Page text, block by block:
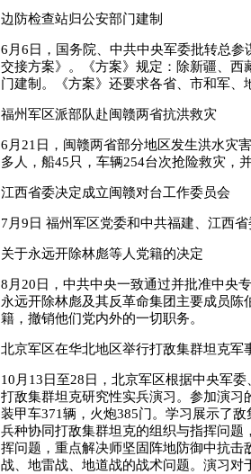
边防检查站归公安部门建制
6月6日，国务院、中共中央军委批转总
交接方案》。《方案》规定：除新疆、
门建制。《方案》还要求各省、市和军
福州军区派部队赴闽赣两省抗洪救灾
6月21日，闽赣两省部分地区发生洪水灾
多人，船45只，车辆254台次抢险救灾，
江西省委决定成立闽赣对台工作委员会
7月9日 福州军区党委和中共福建、江西
关于永远开除林彪等人党籍的决定
8月20日，中共中央一致通过并批准中央
永远开除林彪及其反革命集团主要成员
籍，撤销他们党内外的一切职务。
北京军区在华北地区举行打敌集群坦克军
10月13日至28日，北京军区根据中央军
打敌集群坦克研究性实兵演习。参加演
装甲车371辆，火炮385门。学习展示了
兵种协同打敌集群坦克的组织与指挥问
挥问题，重点解决师坚固阵地防御中抗
战、地雷战、地道战的战术问题。演习